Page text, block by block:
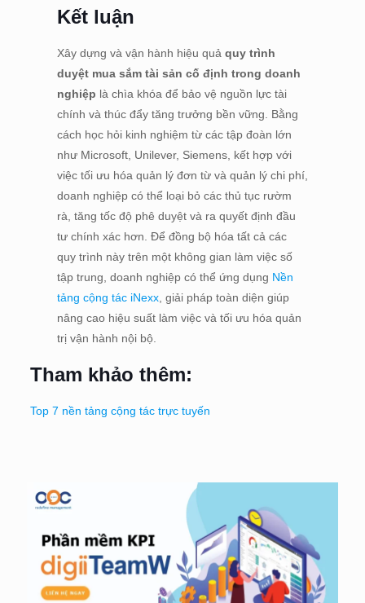
Kết luận
Xây dựng và vận hành hiệu quả quy trình
duyệt mua sắm tài sản cố định trong doanh
nghiệp là chìa khóa để bảo vệ nguồn lực tài
chính và thúc đẩy tăng trưởng bền vững. Bằng
cách học hỏi kinh nghiệm từ các tập đoàn lớn
như Microsoft, Unilever, Siemens, kết hợp với
việc tối ưu hóa quản lý đơn từ và quản lý chi phí,
doanh nghiệp có thể loại bỏ các thủ tục rườm
rà, tăng tốc độ phê duyệt và ra quyết định đầu
tư chính xác hơn. Để đồng bộ hóa tất cả các
quy trình này trên một không gian làm việc số
tập trung, doanh nghiệp có thể ứng dụng Nền
tảng cộng tác iNexx, giải pháp toàn diện giúp
nâng cao hiệu suất làm việc và tối ưu hóa quản
trị vận hành nội bộ.
Tham khảo thêm:
Top 7 nền tảng cộng tác trực tuyến